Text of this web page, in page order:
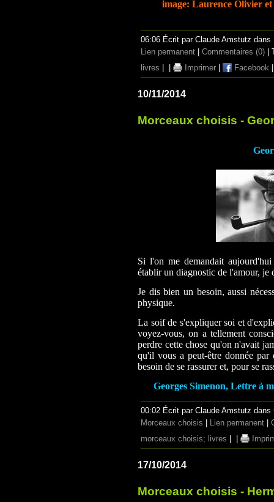
image: Laurence Olivier
06:06 Écrit par Claude Amstutz dans
Lien permanent
Commentaires (0) |
livres
Imprimer Facebook
10/11/2014
Morceaux choisis -
Si l'on me demandait
établir un diagnostic de l'amour, je
Je dis bien un besoin, aussi
physique.
La soif de s'expliquer soi et
voyez-vous, on a tellement
perdre cette chose qu'on n'avait
qu'il vous a peut-être donnée
besoin de se rassurer et, pour se
Georges Simenon, Lettre à
00:02 Écrit par Claude Amstutz dans
Morceaux choisis | Lien permanent |
morceaux choisis; livres | |
17/10/2014
Morceaux choisis -